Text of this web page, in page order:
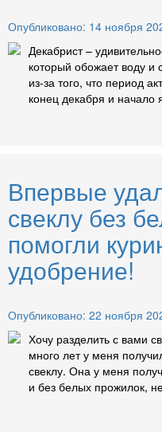
Опубликовано: 14 ноября
Декабрист –
который обожает воду и
из-за того, что период
конец декабря и начало
Впервые
свеклу без
помогли
удобрение!
Опубликовано: 22 ноября
Хочу разделить с вами
много лет у меня
свеклу. Она у меня
и без белых прожилок,